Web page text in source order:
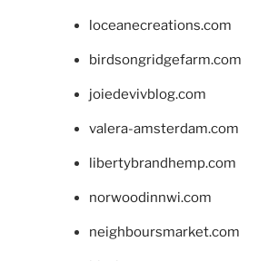
loceanecreations.com
birdsongridgefarm.com
joiedevivblog.com
valera-amsterdam.com
libertybrandhemp.com
norwoodinnwi.com
neighboursmarket.com